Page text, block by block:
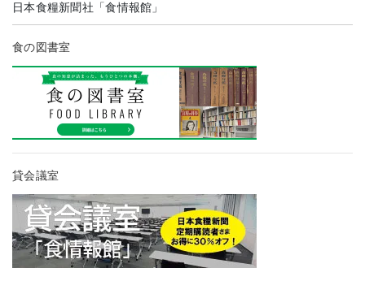
日本食糧新聞社「食情報館」
食の図書室
貸会議室